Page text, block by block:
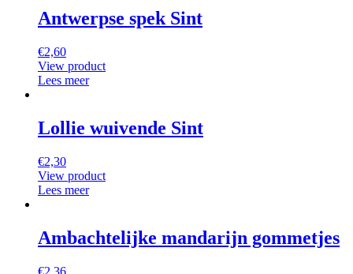
Antwerpse spek Sint
€2,60
View product
Lees meer
Lollie wuivende Sint
€2,30
View product
Lees meer
Ambachtelijke mandarijn gommetjes
€2,36